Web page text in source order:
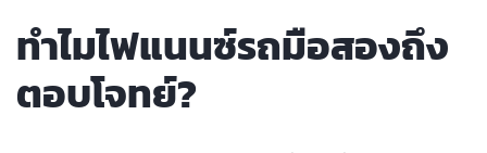
ทำไมไฟแนนซ์รถมือสองถึง
ตอบโจทย์?